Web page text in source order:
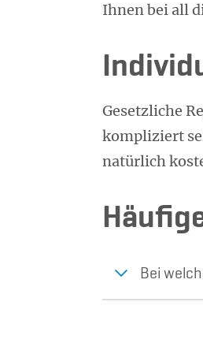
Ihnen bei all
Gesetzliche
kompliziert
natürlich
Bei